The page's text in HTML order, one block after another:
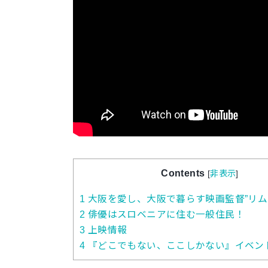
Contents [非表示]
1 大阪を愛し、大阪で暮らす映画監督”リ
2 俳優はスロベニアに住む一般住民！
3 上映情報
4 『どこでもない、ここしかない』イベン